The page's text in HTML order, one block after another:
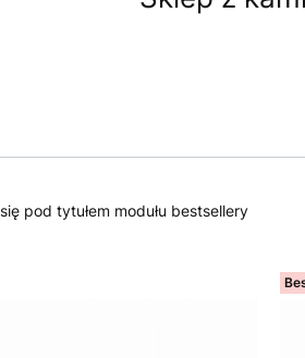
pod tytułem modułu bestsellery